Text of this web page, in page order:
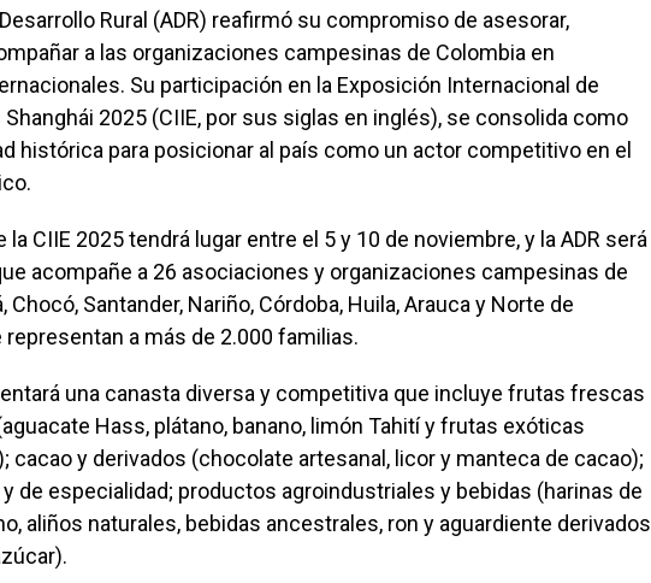
Rural (ADR) reafirmó su compromiso de asesorar,
a las organizaciones campesinas de Colombia en
Su participación en la Exposición Internacional de
2025 (CIIE, por sus siglas en inglés), se consolida como
histórica para posicionar al país como un actor competitivo en el
la CIIE 2025 tendrá lugar entre el 5 y 10 de noviembre, y la ADR será
acompañe a 26 asociaciones y organizaciones campesinas de
Chocó, Santander, Nariño, Córdoba, Huila, Arauca y Norte de
representan a más de 2.000 familias.
una canasta diversa y competitiva que incluye frutas frescas
Hass, plátano, banano, limón Tahití y frutas exóticas
cacao y derivados (chocolate artesanal, licor y manteca de cacao);
de especialidad; productos agroindustriales y bebidas (harinas de
aliños naturales, bebidas ancestrales, ron y aguardiente derivados